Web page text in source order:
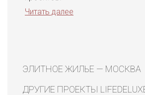
Читать далее
ЭЛИТНОЕ ЖИЛЬЕ — МОСКВА
ДРУГИЕ ПРОЕКТЫ